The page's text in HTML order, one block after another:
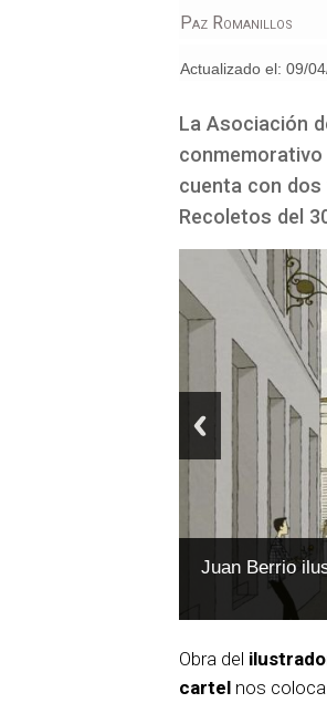
Paz Romanillos
Actualizado el: 09/
La Asociación
conmemorativo
cuenta con
Recoletos del
Juan Berrio
Obra del
cartel nos